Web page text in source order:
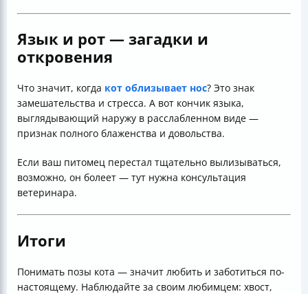
Язык и рот — загадки и
откровения
Что значит, когда кот облизывает нос? Это знак
замешательства и стресса. А вот кончик языка,
выглядывающий наружу в расслабленном виде —
признак полного блаженства и довольства.
Если ваш питомец перестал тщательно вылизываться,
возможно, он болеет — тут нужна консультация
ветеринара.
Итоги
Понимать позы кота — значит любить и заботиться по-
настоящему. Наблюдайте за своим любимцем: хвост,